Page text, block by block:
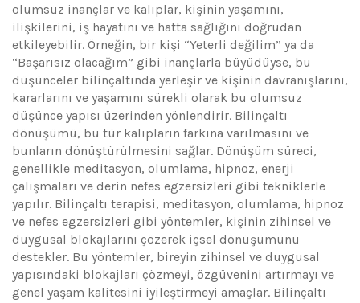
olumsuz inançlar ve kalıplar, kişinin yaşamını,
ilişkilerini, iş hayatını ve hatta sağlığını doğrudan
etkileyebilir. Örneğin, bir kişi “Yeterli değilim” ya da
“Başarısız olacağım” gibi inançlarla büyüdüyse, bu
düşünceler bilinçaltında yerleşir ve kişinin davranışlarını,
kararlarını ve yaşamını sürekli olarak bu olumsuz
düşünce yapısı üzerinden yönlendirir. Bilinçaltı
dönüşümü, bu tür kalıpların farkına varılmasını ve
bunların dönüştürülmesini sağlar. Dönüşüm süreci,
genellikle meditasyon, olumlama, hipnoz, enerji
çalışmaları ve derin nefes egzersizleri gibi tekniklerle
yapılır. Bilinçaltı terapisi, meditasyon, olumlama, hipnoz
ve nefes egzersizleri gibi yöntemler, kişinin zihinsel ve
duygusal blokajlarını çözerek içsel dönüşümünü
destekler. Bu yöntemler, bireyin zihinsel ve duygusal
yapısındaki blokajları çözmeyi, özgüvenini artırmayı ve
genel yaşam kalitesini iyileştirmeyi amaçlar. Bilinçaltı